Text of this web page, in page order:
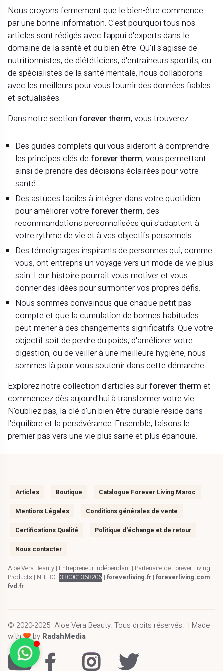
Nous croyons fermement que le bien-être commence
par une bonne information. C'est pourquoi tous nos
articles sont rédigés avec l'appui d'experts dans le
domaine de la santé et du bien-être. Qu'il s'agisse de
nutritionnistes, de diététiciens, d'entraîneurs sportifs, ou
de spécialistes de la santé mentale, nous collaborons
avec les meilleurs pour vous fournir des données fiables
et actualisées.
Dans notre sectionforever therm, vous trouverez :
Des guides complets qui vous aideront à comprendre
les principes clés deforever therm, vous permettant
ainsi de prendre des décisions éclairées pour votre
santé.
Des astuces faciles à intégrer dans votre quotidien
pour améliorer votreforever therm, des
recommandations personnalisées qui s'adaptent à
votre rythme de vie et à vos objectifs personnels.
Des témoignages inspirants de personnes qui, comme
vous, ont entrepris un voyage vers un mode de vie plus
sain. Leur histoire pourrait vous motiver et vous
donner des idées pour surmonter vos propres défis.
Nous sommes convaincus que chaque petit pas
compte et que la cumulation de bonnes habitudes
peut mener à des changements significatifs. Que votre
objectif soit de perdre du poids, d'améliorer votre
digestion, ou de veiller à une meilleure hygiène, nous
sommes là pour vous soutenir dans cette démarche.
Explorez notre collection d'articles surforever therm et
commencez dès aujourd'hui à transformer votre vie.
N'oubliez pas, la clé d'un bien-être durable réside dans
l'équilibre et la persévérance. Ensemble, faisons le
premier pas vers une vie plus saine et plus épanouie.
Articles Boutique Catalogue Forever Living Maroc
Mentions Légales Conditions générales de vente
Certifications Qualité Politique d'échange et de retour
Nous contacter
Aloe Vera Beauty | Entrepreneur Indépendant | Partenaire de Forever Living
Products | N°FBO: 330001368206 | foreverliving.fr| foreverliving.com|
fvd.fr
© 2020-2025 Aloe Vera Beauty.Tous droits réservés. | Made
with
by RadahMedia